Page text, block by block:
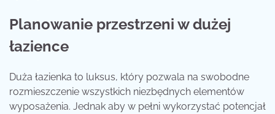
Planowanie przestrzeni w dużej
łazience
Duża łazienka to luksus, który pozwala na swobodne
rozmieszczenie wszystkich niezbędnych elementów
wyposażenia. Jednak aby w pełni wykorzystać potencjał